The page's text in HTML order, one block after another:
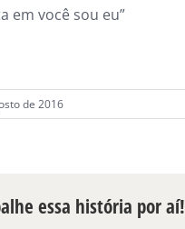
em você sou eu”
de 2016
essa história por aí!